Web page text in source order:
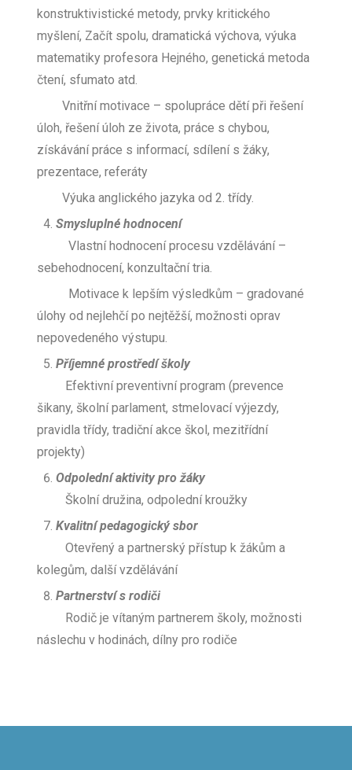
konstruktivistické metody, prvky kritického
myšlení, Začít spolu, dramatická výchova, výuka
matematiky profesora Hejného, genetická metoda
čtení, sfumato atd.
Vnitřní motivace – spolupráce dětí při řešení
úloh, řešení úloh ze života, práce s chybou,
získávání práce s informací, sdílení s žáky,
prezentace, referáty
Výuka anglického jazyka od 2. třídy.
Smysluplné hodnocení
Vlastní hodnocení procesu vzdělávání –
sebehodnocení, konzultační tria.
Motivace k lepším výsledkům – gradované
úlohy od nejlehčí po nejtěžší, možnosti oprav
nepovedeného výstupu.
Příjemné prostředí školy
Efektivní preventivní program (prevence
šikany, školní parlament, stmelovací výjezdy,
pravidla třídy, tradiční akce škol, mezitřídní
projekty)
Odpolední aktivity pro žáky
Školní družina, odpolední kroužky
Kvalitní pedagogický sbor
Otevřený a partnerský přístup k žákům a
kolegům, další vzdělávání
Partnerství s rodiči
Rodič je vítaným partnerem školy, možnosti
náslechu v hodinách, dílny pro rodiče